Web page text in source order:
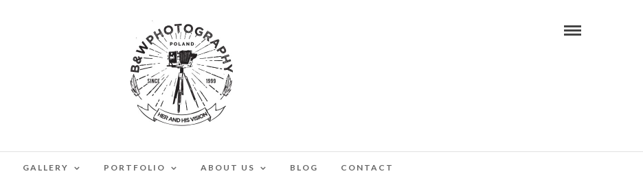
GALLERY PORTFOLIO ABOUT US BLOG CONTACT